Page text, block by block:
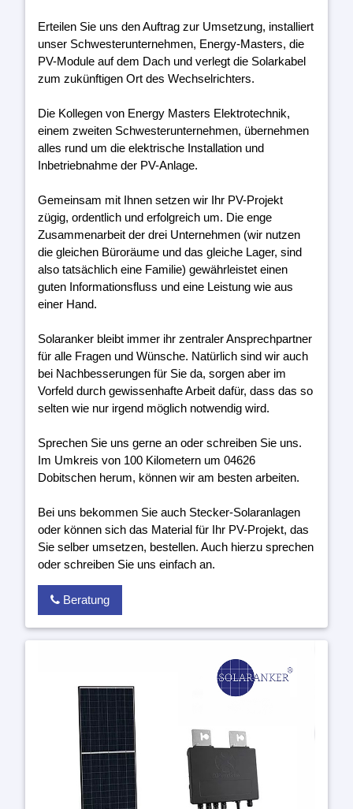
Erteilen Sie uns den Auftrag zur Umsetzung, installiert
unser Schwesterunternehmen, Energy-Masters, die
PV-Module auf dem Dach und verlegt die Solarkabel
zum zukünftigen Ort des Wechselrichters.
Die Kollegen von Energy Masters Elektrotechnik,
einem zweiten Schwesterunternehmen, übernehmen
alles rund um die elektrische Installation und
Inbetriebnahme der PV-Anlage.
Gemeinsam mit Ihnen setzen wir Ihr PV-Projekt
zügig, ordentlich und erfolgreich um. Die enge
Zusammenarbeit der drei Unternehmen (wir nutzen
die gleichen Büroräume und das gleiche Lager, sind
also tatsächlich eine Familie) gewährleistet einen
guten Informationsfluss und eine Leistung wie aus
einer Hand.
Solaranker bleibt immer ihr zentraler Ansprechpartner
für alle Fragen und Wünsche. Natürlich sind wir auch
bei Nachbesserungen für Sie da, sorgen aber im
Vorfeld durch gewissenhafte Arbeit dafür, dass das so
selten wie nur irgend möglich notwendig wird.
Sprechen Sie uns gerne an oder schreiben Sie uns.
Im Umkreis von 100 Kilometern um 04626
Dobitschen herum, können wir am besten arbeiten.
Bei uns bekommen Sie auch Stecker-Solaranlagen
oder können sich das Material für Ihr PV-Projekt, das
Sie selber umsetzen, bestellen. Auch hierzu sprechen
oder schreiben Sie uns einfach an.
Beratung